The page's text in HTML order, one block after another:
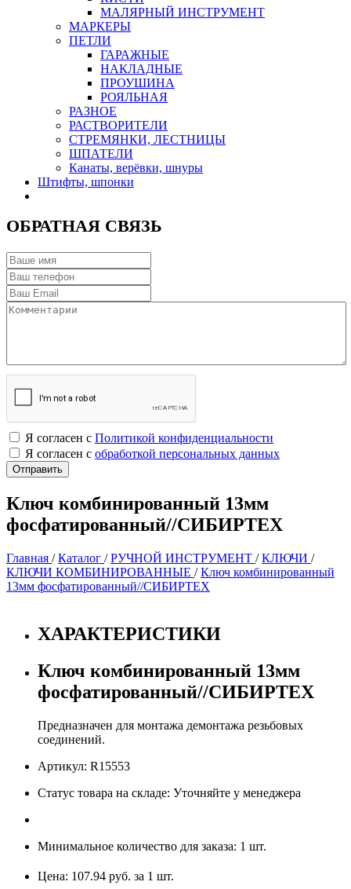
МАЛЯРНЫЙ ИНСТРУМЕНТ
МАРКЕРЫ
ПЕТЛИ
ГАРАЖНЫЕ
НАКЛАДНЫЕ
ПРОУШИНА
РОЯЛЬНАЯ
РАЗНОЕ
РАСТВОРИТЕЛИ
СТРЕМЯНКИ, ЛЕСТНИЦЫ
ШПАТЕЛИ
Канаты, верёвки, шнуры
Штифты, шпонки
ОБРАТНАЯ СВЯЗЬ
Я согласен с Политикой конфиденциальности
Я согласен с обработкой персональных данных
Ключ комбинированный 13мм
фосфатированный//СИБИРТЕХ
Главная /Каталог /РУЧНОЙ ИНСТРУМЕНТ /КЛЮЧИ /
КЛЮЧИ КОМБИНИРОВАННЫЕ /Ключ комбинированный
13мм фосфатированный//СИБИРТЕХ
ХАРАКТЕРИСТИКИ
Ключ комбинированный 13мм
фосфатированный//СИБИРТЕХ
Предназначен для монтажа демонтажа резьбовых
соединений.
Артикул: R15553
Статус товара на складе: Уточняйте у менеджера
Минимальное количество для заказа: 1 шт.
Цена: 107.94 руб. за 1 шт.